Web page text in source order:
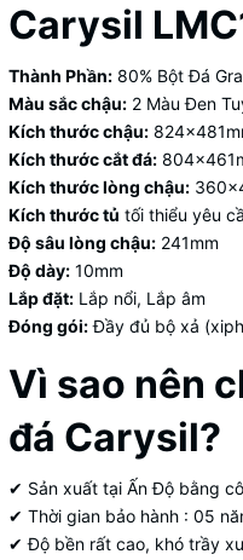
Carysil
Thành Phần: 80% Bột Đá
Màu sắc chậu: 2 Màu Đen
Kích thước chậu:
Kích thước cắt đá:
Kích thước lòng chậu:
Kích thước tủ tối thiểu yêu
Độ sâu lòng chậu: 241mm
Độ dày: 10mm
Lắp đặt: Lắp nổi, Lắp âm
Đóng gói:Đầy đủ bộ xả
Vì sao nên
đá Carysil?
✔ Sản xuất tại Ấn Độ bằng
✔ Thời gian bảo hành : 05
✔ Độ bền rất cao, khó trầy